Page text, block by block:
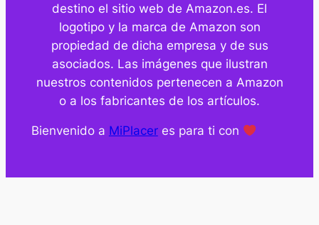
destino el sitio web de Amazon.es. El
logotipo y la marca de Amazon son
propiedad de dicha empresa y de sus
asociados. Las imágenes que ilustran
nuestros contenidos pertenecen a Amazon
o a los fabricantes de los artículos.
Bienvenido a MiPlaceres para ti con